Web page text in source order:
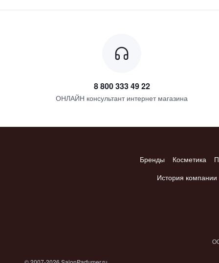
8 800 333 49 22
ОНЛАЙН консультант интернет магазина
Бренды Косметика
История компании